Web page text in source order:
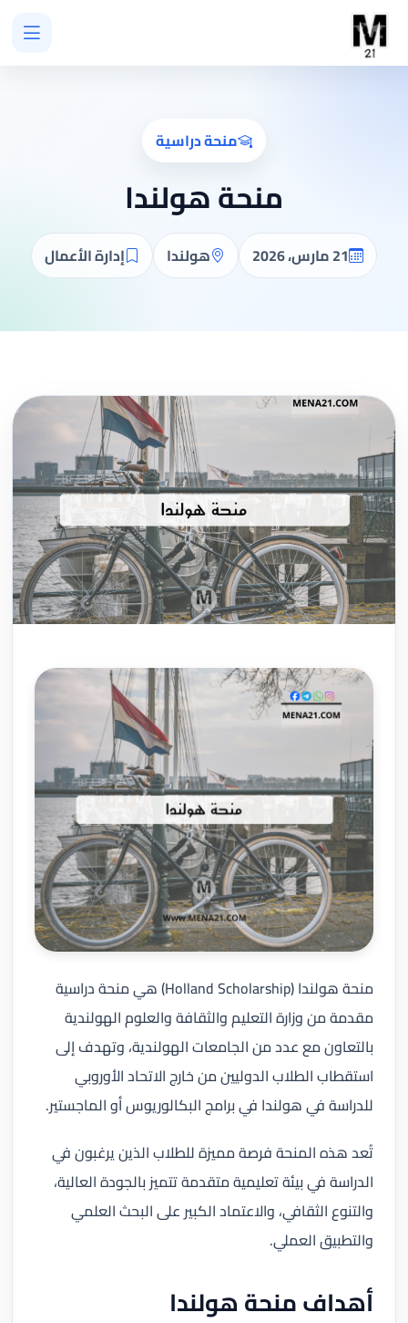
منحة دراسية
منحة هولندا
21 مارس، 2026 هولندا إدارة الأعمال
منحة هولندا (Holland Scholarship) هي منحة دراسية
مقدمة من وزارة التعليم والثقافة والعلوم الهولندية
بالتعاون مع عدد من الجامعات الهولندية، وتهدف إلى
استقطاب الطلاب الدوليين من خارج الاتحاد الأوروبي
للدراسة في هولندا في برامج البكالوريوس أو الماجستير.
تُعد هذه المنحة فرصة مميزة للطلاب الذين يرغبون في
الدراسة في بيئة تعليمية متقدمة تتميز بالجودة العالية،
والتنوع الثقافي، والاعتماد الكبير على البحث العلمي
والتطبيق العملي.
أهداف منحة هولندا